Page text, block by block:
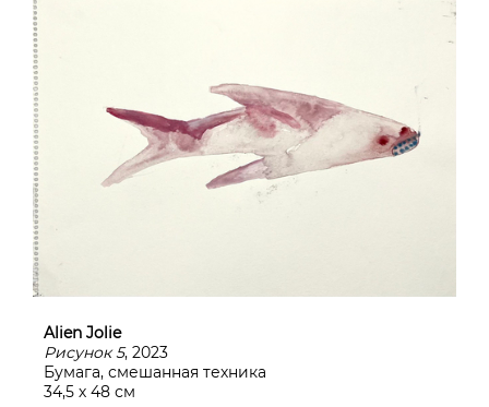
Alien Jolie
Рисунок 5, 2023
Бумага, смешанная техника
34,5 х 48 см